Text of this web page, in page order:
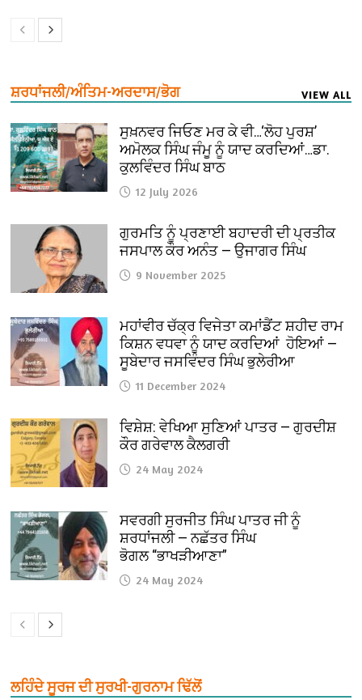
ਸ਼ਰਧਾਂਜਲੀ/ਅੰਤਿਮ-ਅਰਦਾਸ/ਭੋਗ VIEW ALL
ਸੁਖ਼ਨਵਰ ਜਿਓਣ ਮਰ ਕੇ ਵੀ…‘ਲੋਹ ਪੁਰਸ਼’
ਅਮੋਲਕ ਸਿੰਘ ਜੰਮੂ ਨੂੰ ਯਾਦ ਕਰਦਿਆਂ…ਡਾ.
ਕੁਲਵਿੰਦਰ ਸਿੰਘ ਬਾਠ
12 July 2026
ਗੁਰਮਤਿ ਨੂੰ ਪ੍ਰਣਾਈ ਬਹਾਦਰੀ ਦੀ ਪ੍ਰਤੀਕ
ਜਸਪਾਲ ਕੌਰ ਅਨੰਤ — ਉਜਾਗਰ ਸਿੰਘ
9 November 2025
ਮਹਾਂਵੀਰ ਚੱਕ੍ਰ ਵਿਜੇਤਾ ਕਮਾਂਡੈਂਟ ਸ਼ਹੀਦ ਰਾਮ
ਕਿਸ਼ਨ ਵਧਵਾ ਨੂੰ ਯਾਦ ਕਰਦਿਆਂ ਹੋਇਆਂ —
ਸੂਬੇਦਾਰ ਜਸਵਿੰਦਰ ਸਿੰਘ ਭੁਲੇਰੀਆ
11 December 2024
ਵਿਸ਼ੇਸ਼: ਵੇਖਿਆ ਸੁਣਿਆਂ ਪਾਤਰ — ਗੁਰਦੀਸ਼
ਕੌਰ ਗਰੇਵਾਲ ਕੈਲਗਰੀ
24 May 2024
ਸਵਰਗੀ ਸੁਰਜੀਤ ਸਿੰਘ ਪਾਤਰ ਜੀ ਨੂੰ
ਸ਼ਰਧਾਂਜਲੀ — ਨਛੱਤਰ ਸਿੰਘ
ਭੋਗਲ “ਭਾਖੜੀਆਣਾ”
24 May 2024
ਲਹਿੰਦੇ ਸੂਰਜ ਦੀ ਸੁਰਖੀ-ਗੁਰਨਾਮ ਢਿੱਲੋਂ